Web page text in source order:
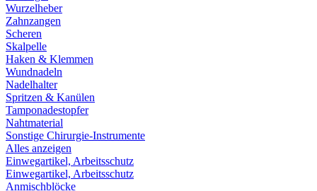
Wurzelheber
Zahnzangen
Scheren
Skalpelle
Haken & Klemmen
Wundnadeln
Nadelhalter
Spritzen & Kanülen
Tamponadestopfer
Nahtmaterial
Sonstige Chirurgie-Instrumente
Alles anzeigen
Einwegartikel, Arbeitsschutz
Einwegartikel, Arbeitsschutz
Anmischblöcke